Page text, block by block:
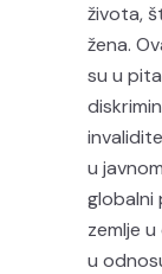
života,
žena.
su u
u
globalni
zemlje
u